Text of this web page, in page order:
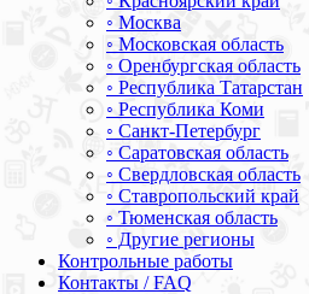
◦ Москва
◦ Московская область
◦ Оренбургская область
◦ Республика Татарстан
◦ Республика Коми
◦ Санкт-Петербург
◦ Саратовская область
◦ Свердловская область
◦ Ставропольский край
◦ Тюменская область
◦ Другие регионы
Контрольные работы
Контакты / FAQ